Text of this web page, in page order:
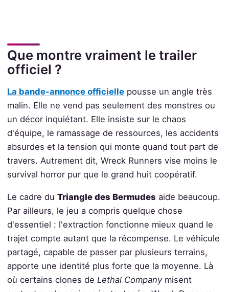
Que montre vraiment le trailer
officiel ?
La bande-annonce officiellepousse un angle très
malin. Elle ne vend pas seulement des monstres ou
un décor inquiétant. Elle insiste sur le chaos
d'équipe, le ramassage de ressources, les accidents
absurdes et la tension qui monte quand tout part de
travers. Autrement dit, Wreck Runners vise moins le
survival horror pur que le grand huit coopératif.
Le cadre du Triangle des Bermudes aide beaucoup.
Par ailleurs, le jeu a compris quelque chose
d'essentiel : l'extraction fonctionne mieux quand le
trajet compte autant que la récompense. Le véhicule
partagé, capable de passer par plusieurs terrains,
apporte une identité plus forte que la moyenne. Là
où certains clones de Lethal Companymisent